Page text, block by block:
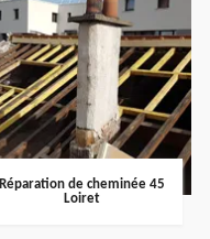
Réparation de cheminée 45
Loiret